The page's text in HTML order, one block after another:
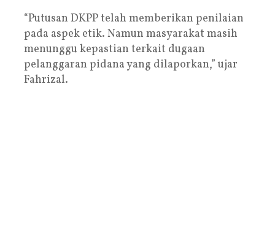
“Putusan DKPP telah memberikan penilaian
pada aspek etik. Namun masyarakat masih
menunggu kepastian terkait dugaan
pelanggaran pidana yang dilaporkan,” ujar
Fahrizal.